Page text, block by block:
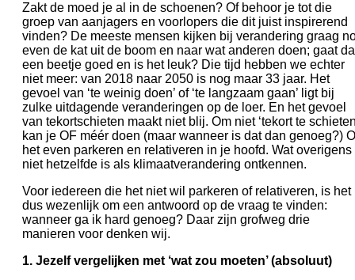
Zakt de moed je al in de schoenen? Of behoor je tot die
groep van aanjagers en voorlopers die dit juist inspirerend
vinden? De meeste mensen kijken bij verandering graag
even de kat uit de boom en naar wat anderen doen; gaat
een beetje goed en is het leuk? Die tijd hebben we echter
niet meer: van 2018 naar 2050 is nog maar 33 jaar. Het
gevoel van ‘te weinig doen’ of ‘te langzaam gaan’ ligt bij
zulke uitdagende veranderingen op de loer. En het gevoel
van tekortschieten maakt niet blij. Om niet ‘tekort te
kan je OF méér doen (maar wanneer is dat dan genoeg?)
het even parkeren en relativeren in je hoofd. Wat overigens
niet hetzelfde is als klimaatverandering ontkennen.
Voor iedereen die het niet wil parkeren of relativeren, is het
dus wezenlijk om een antwoord op de vraag te vinden:
wanneer ga ik hard genoeg? Daar zijn grofweg drie
manieren voor denken wij.
1. Jezelf vergelijken met ‘wat zou moeten’ (absoluut)